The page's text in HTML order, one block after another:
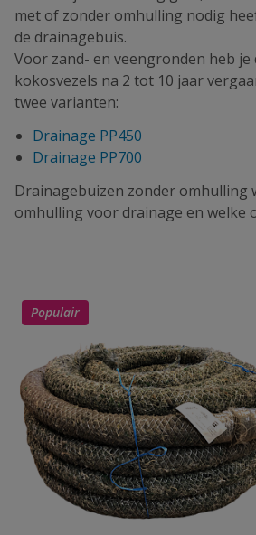
met of zonder omhulling nodig
de drainagebuis.
Voor zand- en veengronden heb
kokosvezels na 2 tot 10 jaar
twee varianten:
Drainage PP450
Drainage PP700
Drainagebuizen zonder omhulling
omhulling voor drainage en welke
Populair